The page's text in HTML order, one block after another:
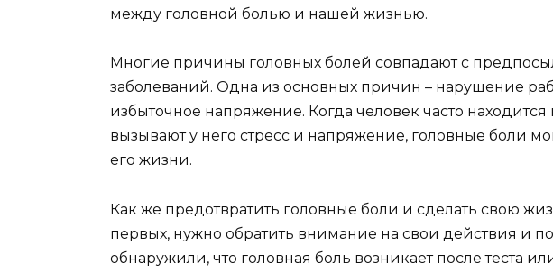
между головной болью и нашей жизнью.
Многие причины головных болей совпадают с
заболеваний. Одна из основных причин – нарушение
избыточное напряжение. Когда человек часто находится
вызывают у него стресс и напряжение, головные боли
его жизни.
Как же предотвратить головные боли и сделать свою
первых, нужно обратить внимание на свои действия и
обнаружили, что головная боль возникает после теста